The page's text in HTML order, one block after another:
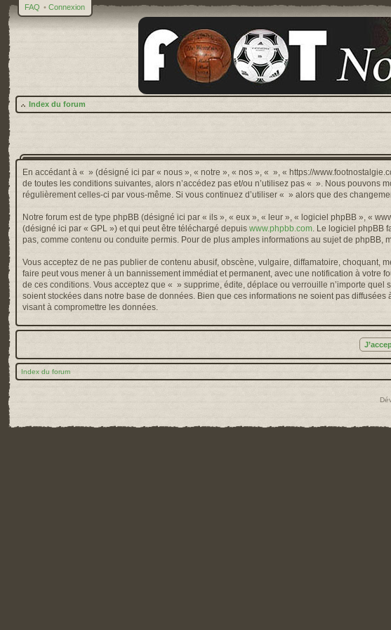
FAQ • Connexion
Index du forum
En accédant à « » (désigné ici par « nous », « notre », « nos », « », « https://
de toutes les conditions suivantes, alors n’accédez pas et/ou n’utilisez pas « ». Nous pouvons
régulièrement celles-ci par vous-même. Si vous continuez d’utiliser « » alors que des
Notre forum est de type phpBB (désigné ici par « ils », « eux », « leur », « logiciel phpBB », «
(désigné ici par « GPL ») et qui peut être téléchargé depuis www.phpbb.com . Le logiciel phpBB
pas, comme contenu ou conduite permis. Pour de plus amples informations au sujet de phpBB,
Vous acceptez de ne pas publier de contenu abusif, obscène, vulgaire, diffamatoire,
faire peut vous mener à un bannissement immédiat et permanent, avec une notification à votre
de ces conditions. Vous acceptez que « » supprime, édite, déplace ou verrouille n’importe
soient stockées dans notre base de données. Bien que ces informations ne soient pas
visant à compromettre les données.
Index du forum